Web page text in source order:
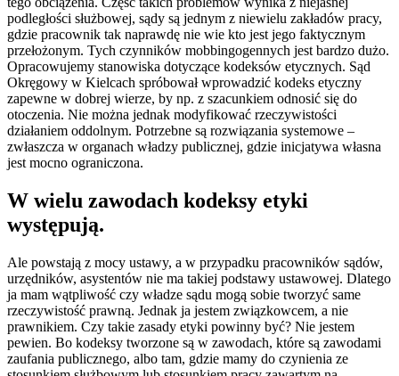
podległości służbowej, sądy są jednym z niewielu zakładów pracy,
gdzie pracownik tak naprawdę nie wie kto jest jego faktycznym
przełożonym. Tych czynników mobbingogennych jest bardzo dużo.
Opracowujemy stanowiska dotyczące kodeksów etycznych. Sąd
Okręgowy w Kielcach spróbował wprowadzić kodeks etyczny
zapewne w dobrej wierze, by np. z szacunkiem odnosić się do
otoczenia. Nie można jednak modyfikować rzeczywistości
działaniem oddolnym. Potrzebne są rozwiązania systemowe –
zwłaszcza w organach władzy publicznej, gdzie inicjatywa własna
jest mocno ograniczona.
W wielu zawodach kodeksy etyki
występują.
Ale powstają z mocy ustawy, a w przypadku pracowników sądów,
urzędników, asystentów nie ma takiej podstawy ustawowej. Dlatego
ja mam wątpliwość czy władze sądu mogą sobie tworzyć same
rzeczywistość prawną. Jednak ja jestem związkowcem, a nie
prawnikiem. Czy takie zasady etyki powinny być? Nie jestem
pewien. Bo kodeksy tworzone są w zawodach, które są zawodami
zaufania publicznego, albo tam, gdzie mamy do czynienia ze